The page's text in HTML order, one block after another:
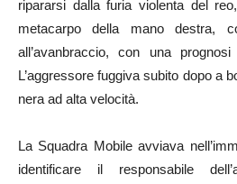
ripararsi dalla furia violenta del
metacarpo della mano destra,
all’avanbraccio, con una
L’aggressore fuggiva subito dopo a
nera ad alta velocità.
La Squadra Mobile avviava
identificare il responsabile